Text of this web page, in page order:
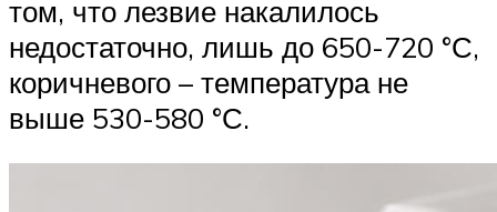
том, что лезвие накалилось
недостаточно, лишь до 650-720 °С,
коричневого – температура не
выше 530-580 °С.